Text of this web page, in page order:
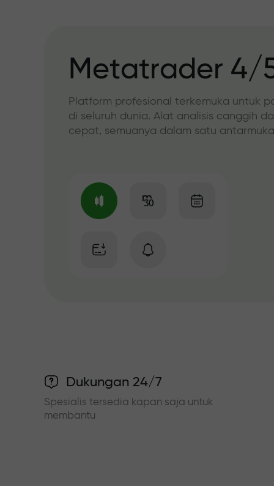
Metatrader 4/
Platform profesional terkemuka untuk
di seluruh dunia. Alat analisis canggih
cepat, semuanya dalam satu
Dukungan 24/7
Spesialis tersedia kapan saja untuk
membantu